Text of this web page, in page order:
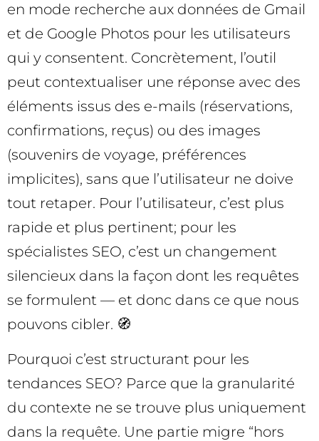
en mode recherche aux données de Gmail
et de Google Photos pour les utilisateurs
qui y consentent. Concrètement, l’outil
peut contextualiser une réponse avec des
éléments issus des e-mails (réservations,
confirmations, reçus) ou des images
(souvenirs de voyage, préférences
implicites), sans que l’utilisateur ne doive
tout retaper. Pour l’utilisateur, c’est plus
rapide et plus pertinent; pour les
spécialistes SEO, c’est un changement
silencieux dans la façon dont les requêtes
se formulent — et donc dans ce que nous
pouvons cibler. 🧭
Pourquoi c’est structurant pour les
tendances SEO? Parce que la granularité
du contexte ne se trouve plus uniquement
dans la requête. Une partie migre “hors